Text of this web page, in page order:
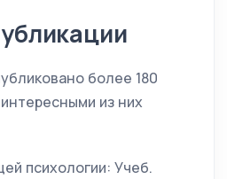
более 180
из них
психологии: Учеб.